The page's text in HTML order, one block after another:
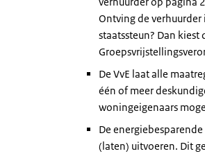
Ontving de
staatssteun? Dan kiest
De VvE laat alle
één of meer
woningeigenaars
De
(laten) uitvoeren. Dit